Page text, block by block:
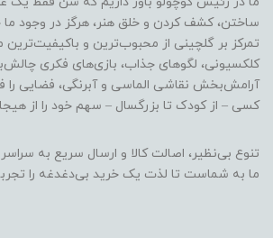
ساختن، کشف کردن و خلق هنر، هرگز در وجود
تمرکز بر گلچینی از محبوب‌ترین و
کلکسیونی، لگوهای جذاب، بازی‌های فکری
آرامش‌بخش نقاشی الماسی و آبرنگی، فضایی را
کسی – از کودک تا بزرگسال – سهم خود را از
تنوع بی‌نظیر، اصالت کالا و ارسال سریع به
ما به شماست تا لذت یک خرید بی‌دغدغه را